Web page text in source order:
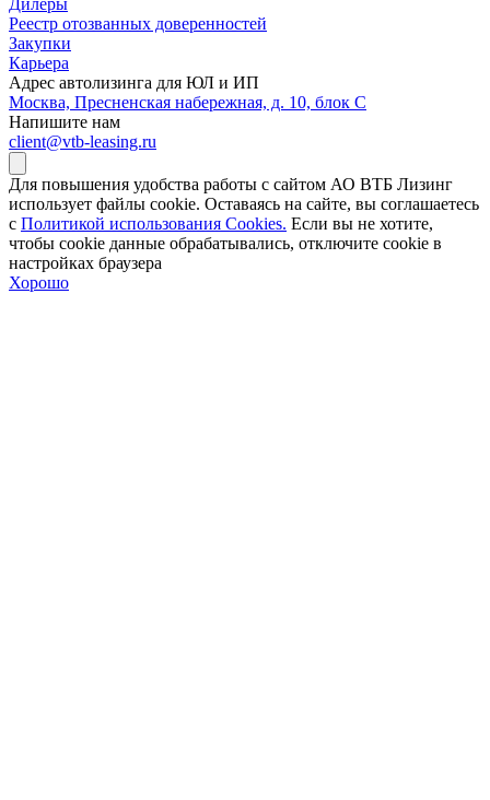
Дилеры
Реестр отозванных доверенностей
Закупки
Карьера
Адрес автолизинга для ЮЛ и ИП
Москва, Пресненская набережная, д. 10, блок С
Напишите нам
client@vtb-leasing.ru
Для повышения удобства работы с сайтом АО ВТБ Лизинг
использует файлы cookie. Оставаясь на сайте, вы соглашаетесь
с Политикой использования Cookies. Если вы не хотите,
чтобы сookie данные обрабатывались, отключите cookie в
настройках браузера
Хорошо